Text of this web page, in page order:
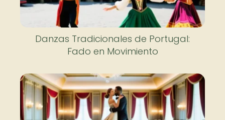
Danzas Tradicionales de Portugal:
Fado en Movimiento